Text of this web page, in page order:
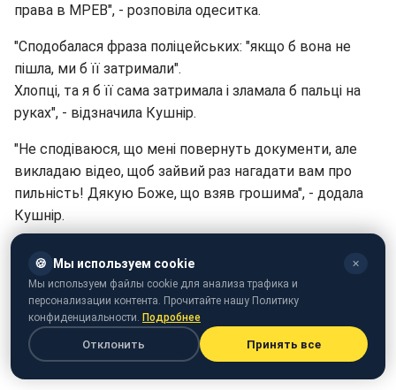
права в МРЕВ", - розповіла одеситка.
"Сподобалася фраза поліцейських: "якщо б вона не
пішла, ми б її затримали".
Хлопці, та я б її сама затримала і зламала б пальці на
руках", - відзначила Кушнір.
"Не сподіваюся, що мені повернуть документи, але
викладаю відео, щоб зайвий раз нагадати вам про
пильність! Дякую Боже, що взяв грошима", - додала
Кушнір.
🍪 Мы используем cookie ✕
Мы используем файлы cookie для анализа трафика и
персонализации контента. Прочитайте нашу Политику
конфиденциальности. Подробнее
Отклонить Принять все